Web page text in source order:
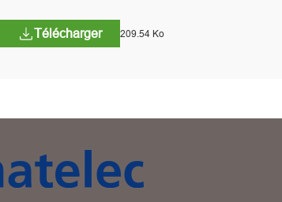
Télécharger 209.54 Ko